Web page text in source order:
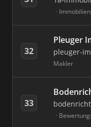
32
Pleuger
pleuger-
Makler
33